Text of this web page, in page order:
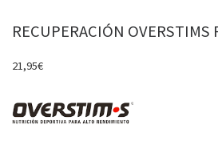
RECUPERACIÓN OVERSTIMS
21,95€